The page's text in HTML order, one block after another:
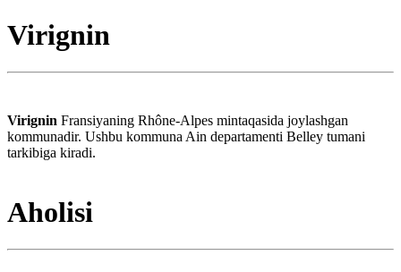
Virignin
Virignin Fransiyaning Rhône-Alpes mintaqasida joylashgan
kommunadir. Ushbu kommuna Ain departamenti Belley tumani
tarkibiga kiradi.
Aholisi